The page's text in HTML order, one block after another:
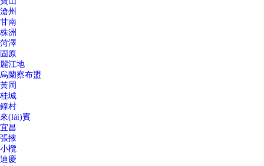
滄州
甘南
株洲
菏澤
固原
麗江地
烏蘭察布盟
黃岡
桂城
鐘村
來(lái)賓
宜昌
張掖
小欖
迪慶